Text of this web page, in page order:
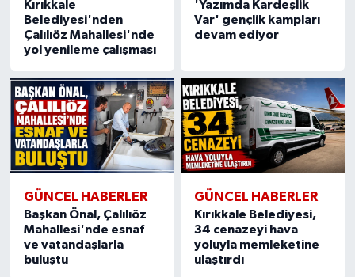
Kırıkkale
Belediyesi'nden
Çalılıöz Mahallesi'nde
yol yenileme çalışması
'Yazımda Kardeşlik
Var' gençlik kampları
devam ediyor
GÜNCEL HABERLER
Başkan Önal, Çalılıöz
Mahallesi'nde esnaf
ve vatandaşlarla
buluştu
GÜNCEL HABERLER
Kırıkkale Belediyesi,
34 cenazeyi hava
yoluyla memleketine
ulaştırdı